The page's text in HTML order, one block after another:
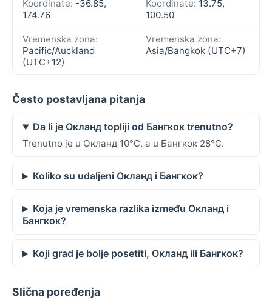
Koordinate: -36.85,
174.76
Koordinate: 13.75,
100.50
Vremenska zona:
Pacific/Auckland
(UTC+12)
Vremenska zona:
Asia/Bangkok (UTC+7)
Često postavljana pitanja
Da li je Окланд topliji od Бангкок trenutno?
Trenutno je u Окланд 10°C, a u Бангкок 28°C.
Koliko su udaljeni Окланд i Бангкок?
Koja je vremenska razlika između Окланд i
Бангкок?
Koji grad je bolje posetiti, Окланд ili Бангкок?
Slična poređenja